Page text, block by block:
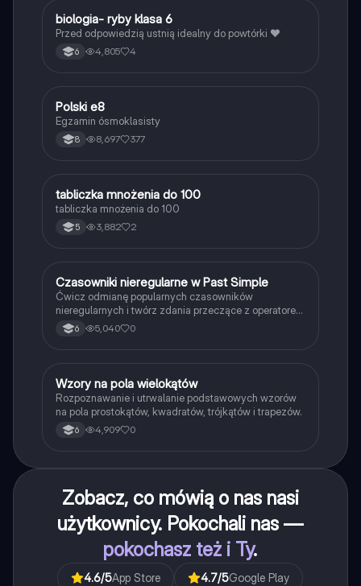
BBiologia
biologia- ryby klasa 6
Przed odpowiedzią ustnią idealny do powtórki ❤️
6 4,805 4
Język polski
Polski e8
Egzamin ósmoklasisty
8 8,697 377
TMatematyka
tabliczka mnożenia do 100
tabliczka mnożenia do 100
5 3,882 2
CJęzyk angielski
Czasowniki nieregularne w Past Simple
Ćwicz odmianę popularnych czasowników
nieregularnych i twórz zdania przeczące z operatorem
didn't w czasie Past Simple.
6 5,040 0
WMatematyka
Wzory na pola wielokątów
Rozpoznawanie i utrwalanie podstawowych wzorów
na pola prostokątów, kwadratów, trójkątów i trapezów.
6 4,909 0
Zobacz, co mówią o nas nasi
użytkownicy. Pokochali nas —
pokochasz też i Ty.
4.6/5App Store 4.7/5Google Play